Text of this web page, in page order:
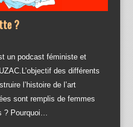
?
un podcast féministe et
des différents
l’histoire de l’art
sont remplis de femmes
? Pourquoi…